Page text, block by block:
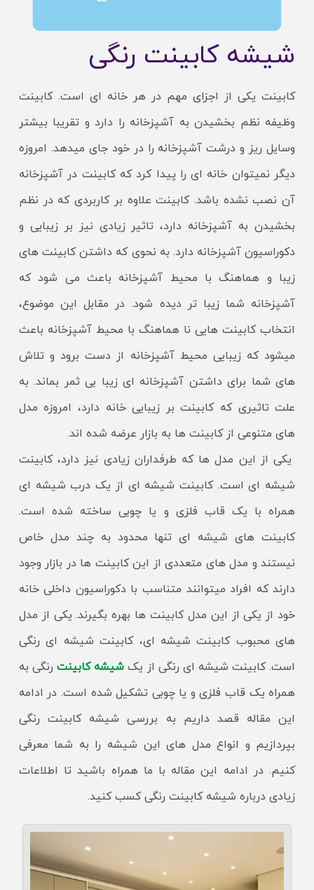
شیشه کابینت رنگی
کابینت یکی از اجزای مهم در هر خانه ای است. کابینت
وظیفه نظم بخشیدن به آشپزخانه را دارد و تقریبا بیشتر
وسایل ریز و درشت آشپزخانه را در خود جای میدهد. امروزه
دیگر نمیتوان خانه ای را پیدا کرد که کابینت در آشپزخانه
آن نصب نشده باشد. کابینت علاوه بر کاربردی که در نظم
بخشیدن به آشپزخانه دارد، تاثیر زیادی نیز بر زیبایی و
دکوراسیون آشپزخانه دارد. به نحوی که داشتن کابینت های
زیبا و هماهنگ با محیط آشپزخانه باعث می شود که
آشپزخانه شما زیبا تر دیده شود. در مقابل این موضوع،
انتخاب کابینت هایی نا هماهنگ با محیط آشپزخانه باعث
میشود که زیبایی محیط آشپزخانه از دست برود و تلاش
های شما برای داشتن آشپزخانه ای زیبا بی ثمر بماند. به
علت تاثیری که کابینت بر زیبایی خانه دارد، امروزه مدل
های متنوعی از کابینت ها به بازار عرضه شده اند.
یکی از این مدل ها که طرفداران زیادی نیز دارد، کابینت
شیشه ای است. کابینت شیشه ای از یک درب شیشه ای
همراه با یک قاب فلزی و یا چوبی ساخته شده است.
کابینت های شیشه ای تنها محدود به چند مدل خاص
نیستند و مدل های متعددی از این کابینت ها در بازار وجود
دارند که افراد میتوانند متناسب با دکوراسیون داخلی خانه
خود از یکی از این مدل کابینت ها بهره بگیرند. یکی از مدل
های محبوب کابینت شیشه ای، کابینت شیشه ای رنگی
است. کابینت شیشه ای رنگی از یک شیشه کابینترنگی به
همراه یک قاب فلزی و یا چوبی تشکیل شده است. در ادامه
این مقاله قصد داریم به بررسی شیشه کابینت رنگی
بپردازیم و انواع مدل های این شیشه را به شما معرفی
کنیم. در ادامه این مقاله با ما همراه باشید تا اطلاعات
زیادی درباره شیشه کابینت رنگی کسب کنید.